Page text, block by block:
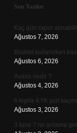
Sidebar
Son Yazılar
Kaç gün rapor
Ağustos 7, 2026
Bisiklet kullanırken
Ağustos 6, 2026
Avans nedir ?
Ağustos 4, 2026
6 kişilik KYK yurt
Ağustos 3, 2026
3 tane 7 ne anlama